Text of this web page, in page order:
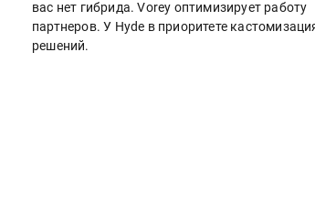
вас нет гибрида. Vorey оптимизирует работу
партнеров. У Hyde в приоритете
решений.